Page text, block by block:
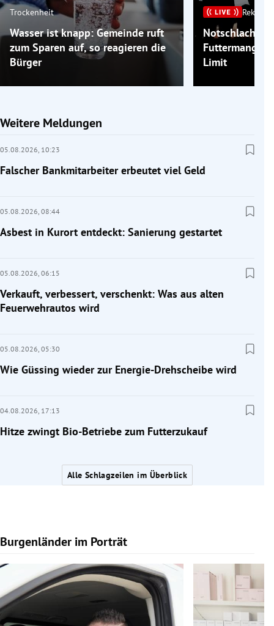
Trockenheit
Wasser ist knapp: Gemeinde ruft
zum Sparen auf, so reagieren die
Bürger
Limit
Weitere Meldungen
05.08.2026, 10:23
Falscher Bankmitarbeiter erbeutet viel Geld
05.08.2026, 08:44
Asbest in Kurort entdeckt: Sanierung gestartet
05.08.2026, 06:15
Verkauft, verbessert, verschenkt: Was aus alten
Feuerwehrautos wird
05.08.2026, 05:30
Wie Güssing wieder zur Energie-Drehscheibe wird
04.08.2026, 17:13
Hitze zwingt Bio-Betriebe zum Futterzukauf
Alle Schlagzeilen im Überblick
Burgenländer im Porträt
Slide 1 von 9